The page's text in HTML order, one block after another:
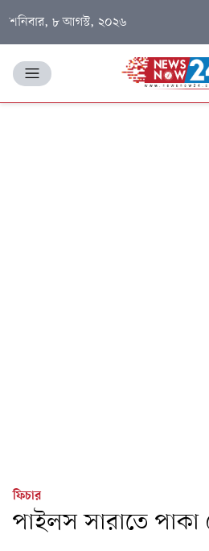
শনিবার, ৮ আগস্ট, ২০২৬
ফিচার
পাইলস সারাতে পাকা